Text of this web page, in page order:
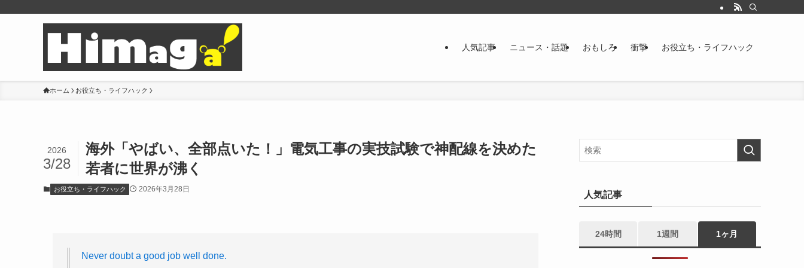
人気記事 ニュース・話題 おもしろ 衝撃 お役立ち・ライフハック
ホーム お役立ち・ライフハック
海外「やばい、全部点いた！」電気工事の実技試験で神配線を決めた
若者に世界が沸く
2026
3/28
お役立ち・ライフハック 2026年3月28日
Never doubt a good job well done.
人気記事
24時間 1週間 1ヶ月